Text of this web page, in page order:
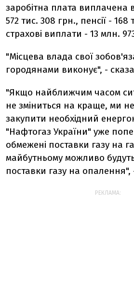
заробітна плата виплачена
572 тис. 308 грн., пенсії - 168
страхові виплати - 13 млн.
"Місцева влада свої
городянами виконує", -
"Якщо найближчим часом
не зміниться на краще, ми
закупити необхідний
"Нафтогаз України" уже
обмежені поставки газу на
майбутньому можливо
поставки газу на опалення",
РЕКЛАМА: